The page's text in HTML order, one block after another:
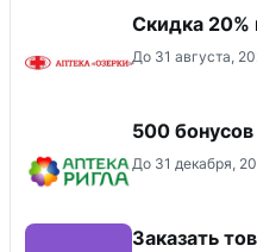
Скидка 20%
До 31 августа,
500
До 31 декабря,
Заказать